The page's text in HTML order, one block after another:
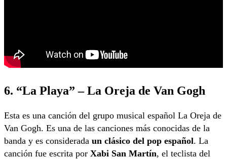
6. “La Playa” – La Oreja de Van Gogh
Esta es una canción del grupo musical español La Oreja de
Van Gogh. Es una de las canciones más conocidas de la
banda y es considerada un clásico del pop español. La
canción fue escrita por Xabi San Martín, el teclista del